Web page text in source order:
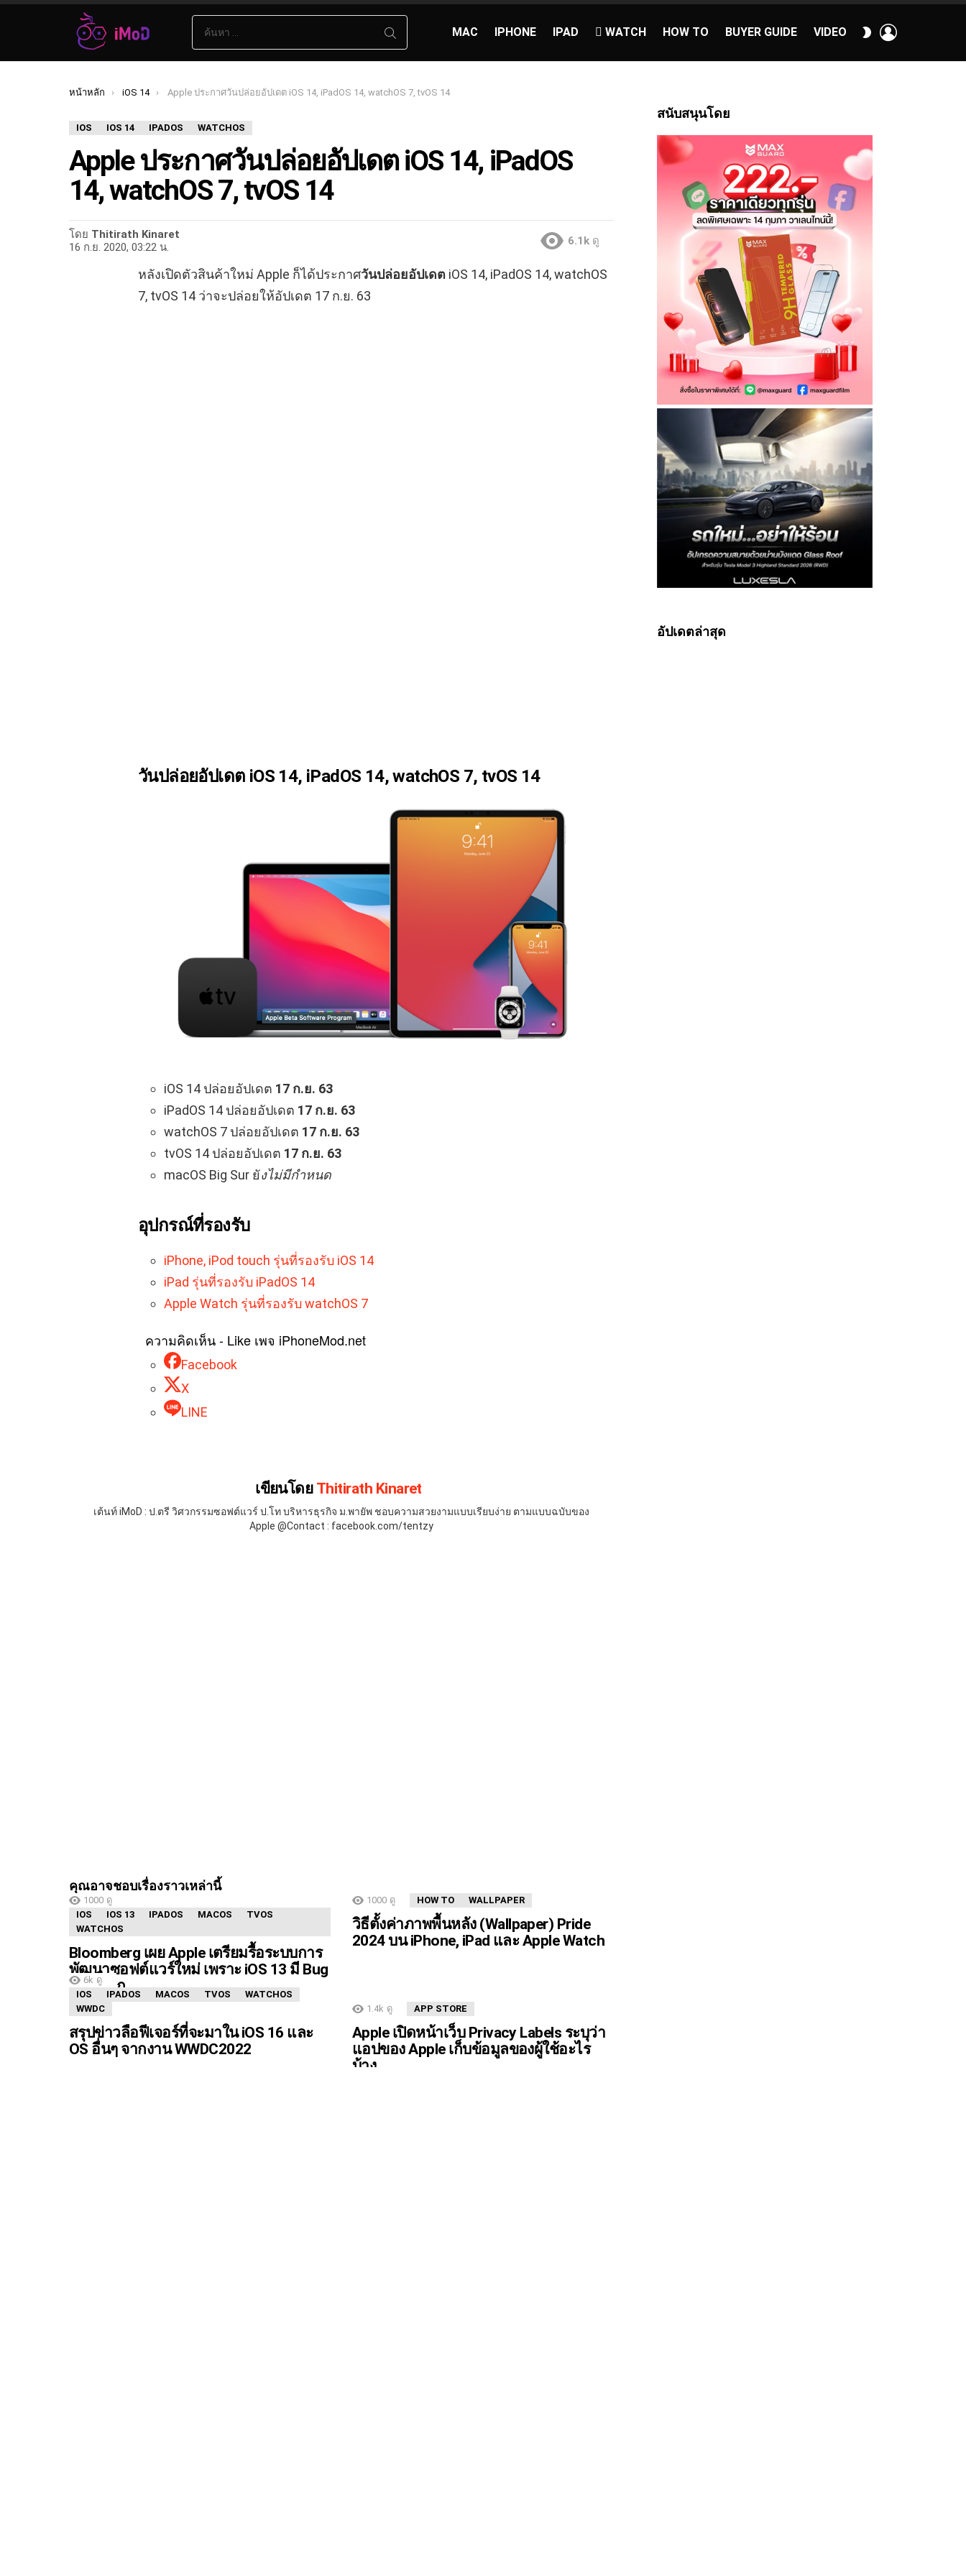
ค้นหา:
MAC IPHONE IPAD  WATCH HOW TO BUYER GUIDE VIDEO
สลับ
คุณอยู่ที่นี่:
หน้าหลัก iOS 14 Apple ประกาศวันปล่อยอัปเดต iOS 14, iPadOS 14, watchOS 7, tvOS 14
IOS IOS 14 IPADOS WATCHOS
Apple ประกาศวันปล่อยอัปเดต iOS 14, iPadOS
14, watchOS 7, tvOS 14
โดย Thitirath Kinaret
16 ก.ย. 2020, 03:22 น.
6.1k ดู
หลังเปิดตัวสินค้าใหม่ Apple ก็ได้ประกาศวันปล่อยอัปเดต iOS 14, iPadOS 14, watchOS
7, tvOS 14 ว่าจะปล่อยให้อัปเดต 17 ก.ย. 63
วันปล่อยอัปเดต iOS 14, iPadOS 14, watchOS 7, tvOS 14
iOS 14 ปล่อยอัปเดต 17 ก.ย. 63
iPadOS 14 ปล่อยอัปเดต 17 ก.ย. 63
watchOS 7 ปล่อยอัปเดต 17 ก.ย. 63
tvOS 14 ปล่อยอัปเดต 17 ก.ย. 63
macOS Big Sur ยังไม่มีกำหนด
อุปกรณ์ที่รองรับ
iPhone, iPod touch รุ่นที่รองรับ iOS 14
iPad รุ่นที่รองรับ iPadOS 14
Apple Watch รุ่นที่รองรับ watchOS 7
ความคิดเห็น - Like เพจ iPhoneMod.net
Facebook
X
LINE
เขียนโดย Thitirath Kinaret
เต้นท์ iMoD : ป.ตรี วิศวกรรมซอฟต์แวร์ ป.โท บริหารธุรกิจ ม.พายัพ ชอบความสวยงามแบบเรียบง่าย ตามแบบฉบับของ
Apple @Contact : facebook.com/tentzy
คุณอาจชอบเรื่องราวเหล่านี้
1000 ดู
IOS
IOS 13 IPADOS MACOS
TVOS
WATCHOS
Bloomberg เผย Apple เตรียมรื้อระบบการ
พัฒนาซอฟต์แวร์ใหม่ เพราะ iOS 13 มี Bug
เยอะมาก
1000 ดู HOW TO WALLPAPER
วิธีตั้งค่าภาพพื้นหลัง (Wallpaper) Pride
2024 บน iPhone, iPad และ Apple Watch
6k ดู
IOS
IPADOS MACOS TVOS
WATCHOS
WWDC
สรุปข่าวลือฟีเจอร์ที่จะมาใน iOS 16 และ
OS อื่นๆ จากงาน WWDC2022
1.4k ดู APP STORE
Apple เปิดหน้าเว็บ Privacy Labels ระบุว่า
แอปของ Apple เก็บข้อมูลของผู้ใช้อะไร
บ้าง
สนับสนุนโดย
อัปเดตล่าสุด